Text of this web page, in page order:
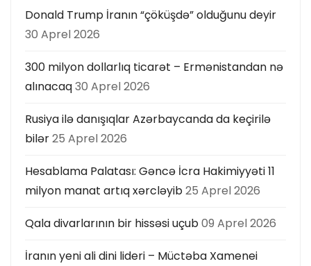
Donald Trump İranın “çöküşdə” olduğunu deyir
30 Aprel 2026
300 milyon dollarlıq ticarət – Ermənistandan nə
alınacaq30 Aprel 2026
Rusiya ilə danışıqlar Azərbaycanda da keçirilə
bilər25 Aprel 2026
Hesablama Palatası: Gəncə İcra Hakimiyyəti 11
milyon manat artıq xərcləyib25 Aprel 2026
Qala divarlarının bir hissəsi uçub09 Aprel 2026
İranın yeni ali dini lideri – Müctəba Xamenei